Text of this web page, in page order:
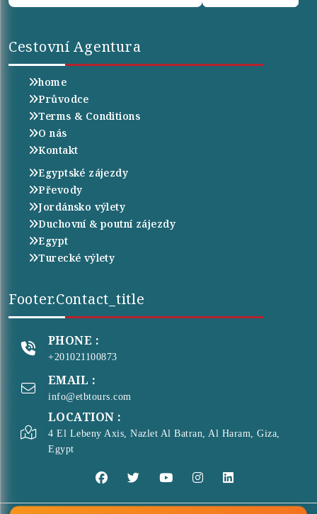
Cestovní Agentura
home
Průvodce
Terms & Conditions
O nás
Kontakt
Egyptské zájezdy
Převody
Jordánsko výlety
Duchovní & poutní zájezdy
Egypt
Turecké výlety
Footer.contact_title
PHONE :
+201021100873
EMAIL :
info@etbtours.com
LOCATION :
4 El Lebeny Axis, Nazlet Al Batran, Al Haram, Giza,
Egypt